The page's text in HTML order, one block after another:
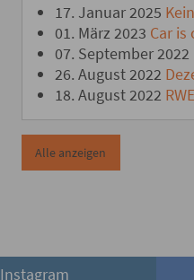
17. Januar 2025
01. März 2023 Car
07. September 2022
26. August 2022
18. August 2022
Alle anzeigen
Instagram